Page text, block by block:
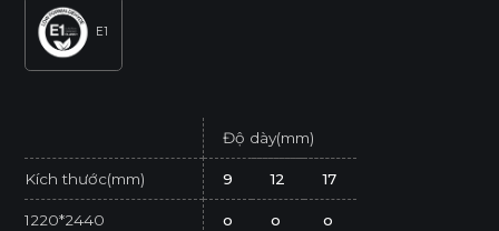
E1
Độ dày(mm)
Kích thước(mm) 9 12 17
1220*2440 o o o